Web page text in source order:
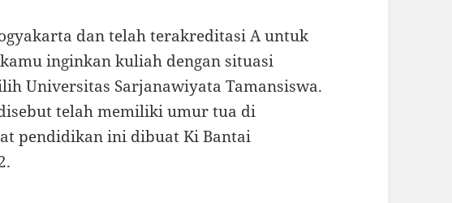
dan telah terakreditasi A untuk
inginkan kuliah dengan situasi
Universitas Sarjanawiyata Tamansiswa.
telah memiliki umur tua di
pendidikan ini dibuat Ki Bantai